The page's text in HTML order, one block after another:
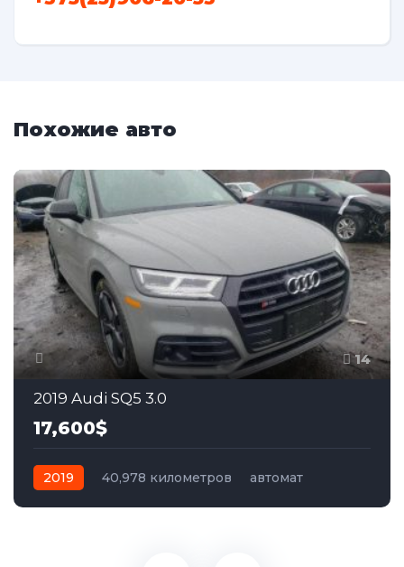
Похожие авто
14
2019 Audi SQ5 3.0
17,600$
2019 40,978 километров
автомат